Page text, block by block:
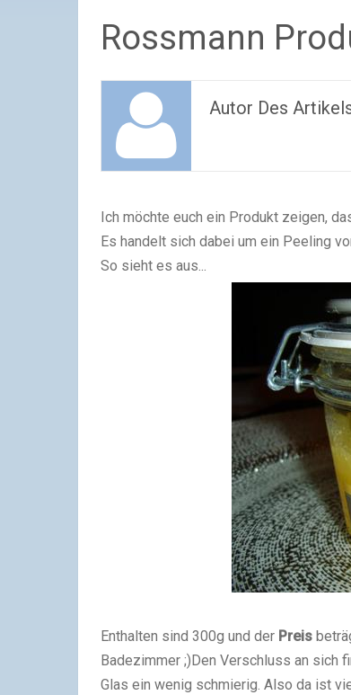
Rossmann
Autor Des
Ich möchte euch ein Produkt zeigen,
Es handelt sich dabei um ein Peeling
So sieht es aus...
Enthalten sind 300g und der Preis
Badezimmer ;)Den Verschluss an sich
Glas ein wenig schmierig. Also da ist